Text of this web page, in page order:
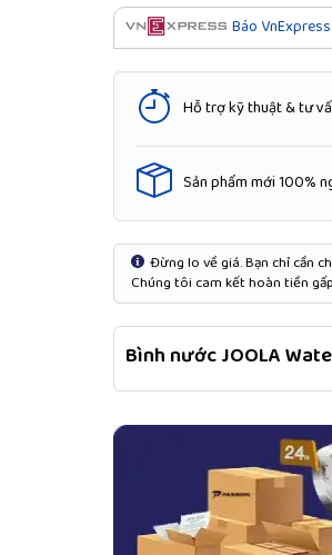
Báo
Hỗ trợ kỹ thuật & tư
Sản phẩm mới 100%
Đừng lo về giá. Bạn chỉ cần
Chúng tôi cam kết hoàn tiền
Bình nước JOOLA